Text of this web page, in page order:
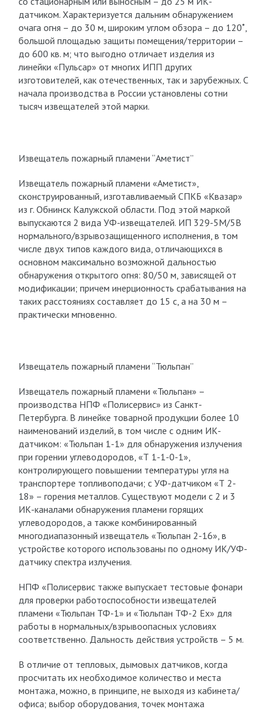
датчиком. Характеризуется дальним обнаружением
очага огня – до 30 м, широким углом обзора – до 120˚,
большой площадью защиты помещения/территории –
до 600 кв. м; что выгодно отличает изделия из
линейки «Пульсар» от многих ИПП других
изготовителей, как отечественных, так и зарубежных. С
начала производства в России установлены сотни
тысяч извещателей этой марки.
Извещатель пожарный пламени “Аметист”
Извещатель пожарный пламени «Аметист»,
сконструированный, изготавливаемый СПКБ «Квазар»
из г. Обнинск Калужской области. Под этой маркой
выпускаются 2 вида УФ-извещателей. ИП 329-5М/5В
нормального/взрывозащищенного исполнения, в том
числе двух типов каждого вида, отличающихся в
основном максимально возможной дальностью
обнаружения открытого огня: 80/50 м, зависящей от
модификации; причем инерционность срабатывания на
таких расстояниях составляет до 15 с, а на 30 м –
практически мгновенно.
Извещатель пожарный пламени “Тюльпан”
Извещатель пожарный пламени «Тюльпан» –
производства НПФ «Полисервис» из Санкт-
Петербурга. В линейке товарной продукции более 10
наименований изделий, в том числе с одним ИК-
датчиком: «Тюльпан 1-1» для обнаружения излучения
при горении углеводородов, «Т 1-1-0-1»,
контролирующего повышении температуры угля на
транспортере топливоподачи; с УФ-датчиком «Т 2-
18» – горения металлов. Существуют модели с 2 и 3
ИК-каналами обнаружения пламени горящих
углеводородов, а также комбинированный
многодиапазонный извещатель «Тюльпан 2-16», в
устройстве которого использованы по одному ИК/УФ-
датчику спектра излучения.
НПФ «Полисервис также выпускает тестовые фонари
для проверки работоспособности извещателей
пламени «Тюльпан ТФ-1» и «Тюльпан ТФ-2 Ex» для
работы в нормальных/взрывоопасных условиях
соответственно. Дальность действия устройств – 5 м.
В отличие от тепловых, дымовых датчиков, когда
просчитать их необходимое количество и места
монтажа, можно, в принципе, не выходя из кабинета/
офиса; выбор оборудования, точек монтажа